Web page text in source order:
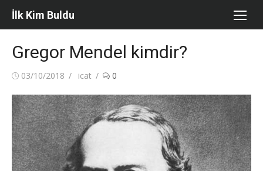
Skip
İlk Kim Buldu
Gregor Mendel kimdir?
Posted
03/10/2018 Author
icat 0